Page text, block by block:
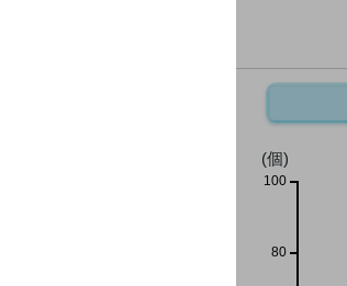
(個)
80
100